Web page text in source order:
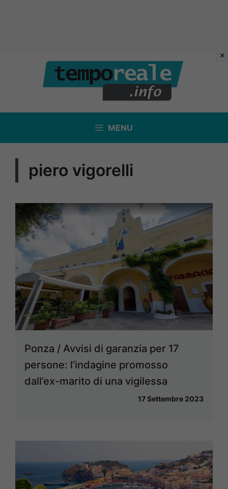
contenuto
MENU
piero vigorelli
Ponza / Avvisi di garanzia per 17
persone: l’indagine promosso
dall’ex-marito di una vigilessa
17 Settembre 2023